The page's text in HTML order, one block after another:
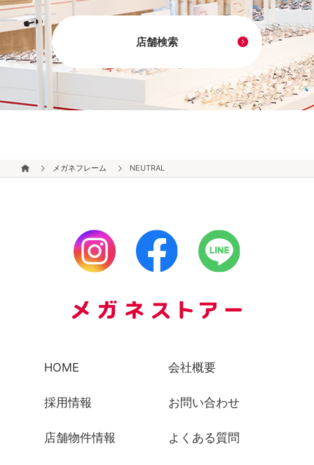
店舗検索
メガネフレーム NEUTRAL
HOME 会社概要
採用情報 お問い合わせ
店舗物件情報 よくある質問